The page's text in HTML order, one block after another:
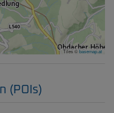
Tiles ©basemap.at
(POIs)